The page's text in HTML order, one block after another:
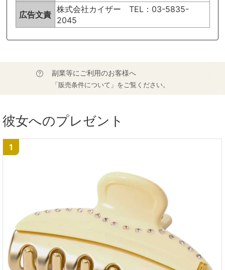
広告文責
株式会社カイザー TEL：03-5835-
2045
副業等にご利用のお客様へ
「販売条件について」をご覧ください。
彼女へのプレゼント
1